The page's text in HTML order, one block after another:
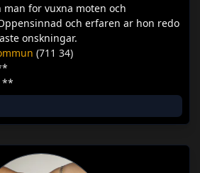
man for vuxna moten och
och erfaren ar hon redo
onskningar.
(711 34)
**